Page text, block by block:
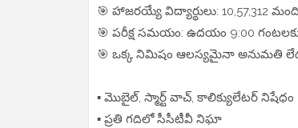
🎯 హాజరయ్యే విద్యార్థులు: 10,57,312 మంది
🎯 పరీక్ష సమయం: ఉదయం 9:00
🎯 ఒక్క నిమిషం ఆలస్యమైనా అనుమతి
▪️ మొబైల్, స్మార్ట్ వాచ్, కాలిక్యులేటర్ నిషేధం
▪️ ప్రతి గదిలో సీసీటీవీ నిఘా